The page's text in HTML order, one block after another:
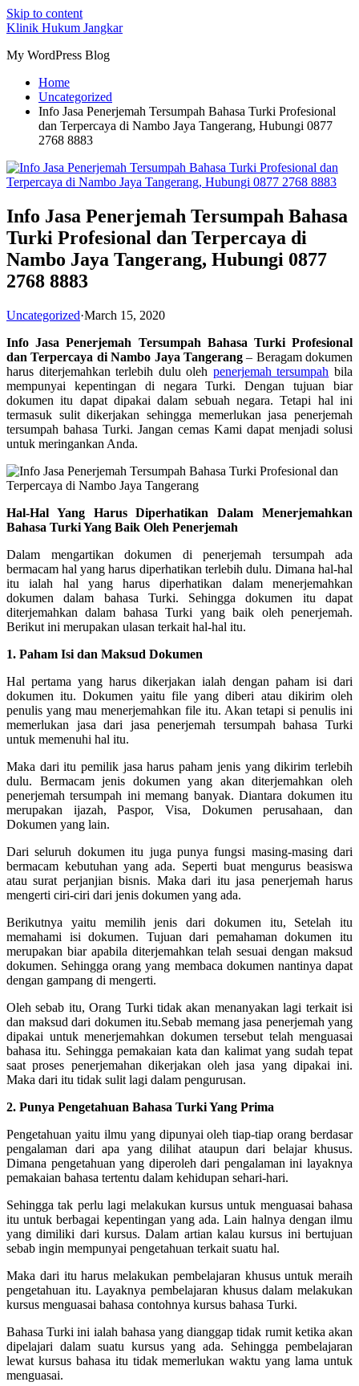
Skip to content
Klinik Hukum Jangkar
My WordPress Blog
Home
Uncategorized
Info Jasa Penerjemah Tersumpah Bahasa Turki Profesional
dan Terpercaya di Nambo Jaya Tangerang, Hubungi 0877
2768 8883
Info Jasa Penerjemah Tersumpah Bahasa
Turki Profesional dan Terpercaya di
Nambo Jaya Tangerang, Hubungi 0877
2768 8883
Uncategorized·March 15, 2020
Info Jasa Penerjemah Tersumpah Bahasa Turki Profesional
dan Terpercaya di Nambo Jaya Tangerang– Beragam dokumen
harus diterjemahkan terlebih dulu oleh penerjemah tersumpah bila
mempunyai kepentingan di negara Turki. Dengan tujuan biar
dokumen itu dapat dipakai dalam sebuah negara. Tetapi hal ini
termasuk sulit dikerjakan sehingga memerlukan jasa penerjemah
tersumpah bahasa Turki. Jangan cemas Kami dapat menjadi solusi
untuk meringankan Anda.
Hal-Hal Yang Harus Diperhatikan Dalam Menerjemahkan
Bahasa Turki Yang Baik Oleh Penerjemah
Dalam mengartikan dokumen di penerjemah tersumpah ada
bermacam hal yang harus diperhatikan terlebih dulu. Dimana hal-hal
itu ialah hal yang harus diperhatikan dalam menerjemahkan
dokumen dalam bahasa Turki. Sehingga dokumen itu dapat
diterjemahkan dalam bahasa Turki yang baik oleh penerjemah.
Berikut ini merupakan ulasan terkait hal-hal itu.
1. Paham Isi dan Maksud Dokumen
Hal pertama yang harus dikerjakan ialah dengan paham isi dari
dokumen itu. Dokumen yaitu file yang diberi atau dikirim oleh
penulis yang mau menerjemahkan file itu. Akan tetapi si penulis ini
memerlukan jasa dari jasa penerjemah tersumpah bahasa Turki
untuk memenuhi hal itu.
Maka dari itu pemilik jasa harus paham jenis yang dikirim terlebih
dulu. Bermacam jenis dokumen yang akan diterjemahkan oleh
penerjemah tersumpah ini memang banyak. Diantara dokumen itu
merupakan ijazah, Paspor, Visa, Dokumen perusahaan, dan
Dokumen yang lain.
Dari seluruh dokumen itu juga punya fungsi masing-masing dari
bermacam kebutuhan yang ada. Seperti buat mengurus beasiswa
atau surat perjanjian bisnis. Maka dari itu jasa penerjemah harus
mengerti ciri-ciri dari jenis dokumen yang ada.
Berikutnya yaitu memilih jenis dari dokumen itu, Setelah itu
memahami isi dokumen. Tujuan dari pemahaman dokumen itu
merupakan biar apabila diterjemahkan telah sesuai dengan maksud
dokumen. Sehingga orang yang membaca dokumen nantinya dapat
dengan gampang di mengerti.
Oleh sebab itu, Orang Turki tidak akan menanyakan lagi terkait isi
dan maksud dari dokumen itu.Sebab memang jasa penerjemah yang
dipakai untuk menerjemahkan dokumen tersebut telah menguasai
bahasa itu. Sehingga pemakaian kata dan kalimat yang sudah tepat
saat proses penerjemahan dikerjakan oleh jasa yang dipakai ini.
Maka dari itu tidak sulit lagi dalam pengurusan.
2. Punya Pengetahuan Bahasa Turki Yang Prima
Pengetahuan yaitu ilmu yang dipunyai oleh tiap-tiap orang berdasar
pengalaman dari apa yang dilihat ataupun dari belajar khusus.
Dimana pengetahuan yang diperoleh dari pengalaman ini layaknya
pemakaian bahasa tertentu dalam kehidupan sehari-hari.
Sehingga tak perlu lagi melakukan kursus untuk menguasai bahasa
itu untuk berbagai kepentingan yang ada. Lain halnya dengan ilmu
yang dimiliki dari kursus. Dalam artian kalau kursus ini bertujuan
sebab ingin mempunyai pengetahuan terkait suatu hal.
Maka dari itu harus melakukan pembelajaran khusus untuk meraih
pengetahuan itu. Layaknya pembelajaran khusus dalam melakukan
kursus menguasai bahasa contohnya kursus bahasa Turki.
Bahasa Turki ini ialah bahasa yang dianggap tidak rumit ketika akan
dipelajari dalam suatu kursus yang ada. Sehingga pembelajaran
lewat kursus bahasa itu tidak memerlukan waktu yang lama untuk
menguasai.